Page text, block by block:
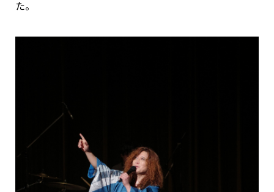
た。